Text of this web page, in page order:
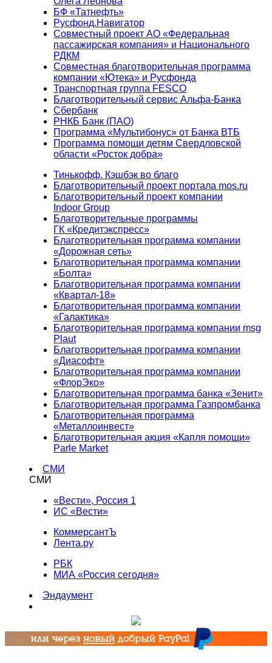
БФ «Татнефть»
Русфонд.Навигатор
Совместный проект АО «Федеральная
пассажирская компания» и Национального
РДКМ
Совместная благотворительная программа
компании «Ютека» и Русфонда
Транспортная группа FESCO
Благотворительный сервис Альфа-Банка
Сбербанк
РНКБ Банк (ПАО)
Программа «Мультибонус» от Банка ВТБ
Программа помощи детям Свердловской
области «Росток добра»
Тинькофф. Кэшбэк во благо
Благотворительный проект портала mos.ru
Благотворительный проект компании
Indoor Group
Благотворительные программы
ГК «Кредитэкспресс»
Благотворительная программа компании
«Дорожная сеть»
Благотворительная программа компании
«Болта»
Благотворительная программа компании
«Квартал-18»
Благотворительная программа компании
«Галактика»
Благотворительная программа компании msg
Plaut
Благотворительная программа компании
«Диасофт»
Благотворительная программа компании
«ФлорЭко»
Благотворительная программа банка «Зенит»
Благотворительная программа Газпромбанка
Благотворительная программа
«Металлоинвест»
Благотворительная акция «Капля помощи»
Parle Market
СМИ
СМИ
«Вести», Россия 1
ИС «Вести»
КоммерсантЪ
Лента.ру
РБК
МИА «Россия сегодня»
Эндаумент